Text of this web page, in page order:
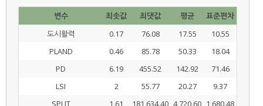
변수 최솟값 최댓값 평균
표준편차
도시활력
0.17 76.08 17.55
10.55
PLAND
0.46 85.78 50.33
18.04
PD
6.19 455.52 142.92
71.46
LSI
2 55.77 20.27
9.37
SPLIT
1.61 181,634.40 4,720.60 1,680.48